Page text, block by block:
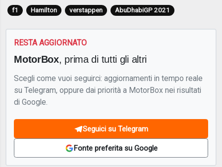
f1 Hamilton verstappen AbuDhabiGP 2021
RESTA AGGIORNATO
MotorBox, prima di tutti gli altri
Scegli come vuoi seguirci: aggiornamenti in tempo reale
su Telegram, oppure dai priorità a MotorBox nei risultati
di Google.
Seguici su Telegram
Fonte preferita su Google